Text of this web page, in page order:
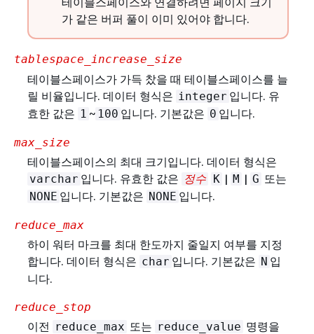
가 같은 버퍼 풀이 이미 있어야 합니다.
tablespace_increase_size
테이블스페이스가 가득 찼을 때 테이블스페이스를 늘
릴 비율입니다. 데이터 형식은 integer 입니다. 유
효한 값은 1 ~ 100 입니다. 기본값은 0 입니다.
max_size
테이블스페이스의 최대 크기입니다. 데이터 형식은
varchar 입니다. 유효한 값은 정수 K | M | G 또는
NONE 입니다. 기본값은 NONE 입니다.
reduce_max
하이 워터 마크를 최대 한도까지 줄일지 여부를 지정
합니다. 데이터 형식은 char 입니다. 기본값은 N 입
니다.
reduce_stop
이전 reduce_max 또는 reduce_value 명령을